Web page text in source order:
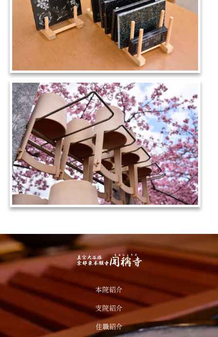
本院紹介
支院紹介
住職紹介